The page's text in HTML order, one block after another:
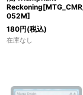
Reckoning[MTG_CMR_
052M]
180円(税込)
在庫なし